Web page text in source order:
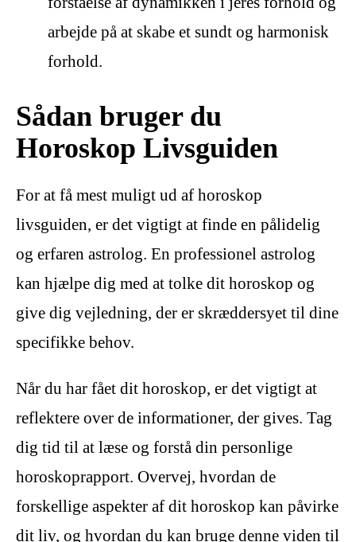
arbejde på at skabe et sundt og harmonisk
forhold.
Sådan bruger du
Horoskop Livsguiden
For at få mest muligt ud af horoskop
livsguiden, er det vigtigt at finde en pålidelig
og erfaren astrolog. En professionel astrolog
kan hjælpe dig med at tolke dit horoskop og
give dig vejledning, der er skræddersyet til dine
specifikke behov.
Når du har fået dit horoskop, er det vigtigt at
reflektere over de informationer, der gives. Tag
dig tid til at læse og forstå din personlige
horoskoprapport. Overvej, hvordan de
forskellige aspekter af dit horoskop kan påvirke
dit liv, og hvordan du kan bruge denne viden til